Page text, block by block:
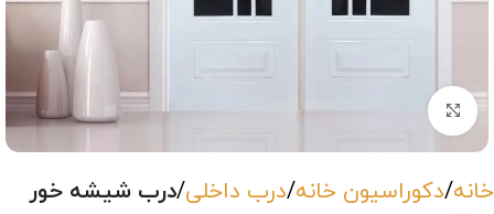
بزرگنمایی تصویر
خانه دکوراسیون خانه درب داخلی درب شیشه خور